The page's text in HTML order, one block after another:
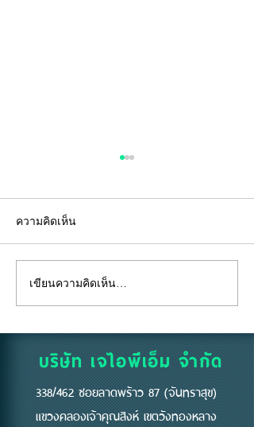
"คีย์การ์ด" ไม่ใช่แค่แผ่น
พลาสติก... แต่คือ "ด่าน
แรก" ของความปลอดภัย
ความคิดเห็น
เขียนความคิดเห็น…
บริษัท เจไอพีเอ็ม จำกัด
338/462 ซอยลาดพร้าว 87 (จันทราสุข)
แขวงคลองเจ้าคุณสิงห์ เขตวังทองหลาง